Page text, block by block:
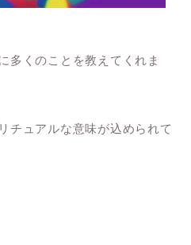
多くのことを教えてくれま
チュアルな意味が込められて